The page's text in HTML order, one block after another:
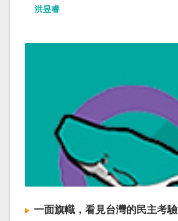
洪昱睿
一面旗幟，看見台灣的民主考驗